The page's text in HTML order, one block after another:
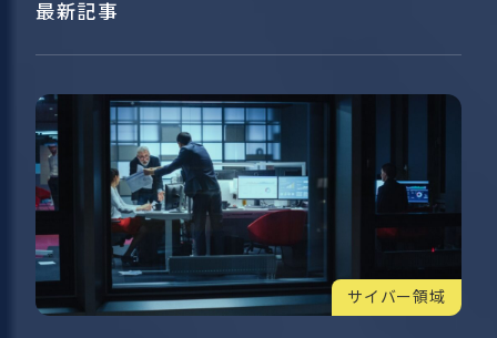
最新記事
サイバー領域